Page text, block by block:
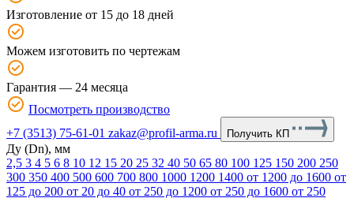
Изготовление от 15 до 18 дней
Можем изготовить по чертежам
Гарантия — 24 месяца
Посмотреть производство
+7 (3513) 75-61-01 zakaz@profil-arma.ru Получить КП
Ду (Dn), мм
2,5 3 4 5 6 8 10 12 15 20 25 32 40 50 65 80 100 125 150 200 250
300 350 400 500 600 700 800 1000 1200 1400 от 1200 до 1600 от
125 до 200 от 20 до 40 от 250 до 1200 от 250 до 1600 от 250